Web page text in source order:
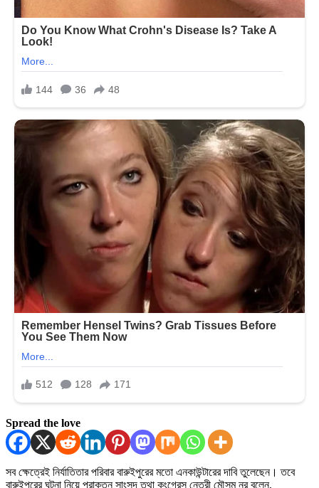
Spread the love
সব ক্ষেত্রেই নির্যাতিতার পরিবার বারুইপুরের মতো এনকাউন্টারের দাবি তুলেছেন। তবে
বারুইপুরের ঘটনা নিয়ে প্রাক্তন সাংসদ তথা কংগ্রেস নেত্রী মৌসুম নূর বলেন,